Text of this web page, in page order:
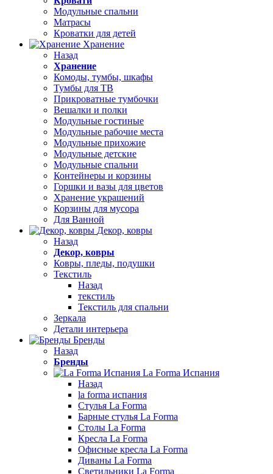
Модульные спальни
Матрасы
Кроватки для детей
Хранение
Назад
Хранение
Комоды, тумбы, шкафы
Тумбы для ТВ
Прикроватные тумбочки
Вешалки и полки
Модульные гостиные
Модульные рабочие места
Модульные прихожие
Модульные детские
Модульные спальни
Контейнеры и корзины
Горшки и вазы для цветов
Хранение украшений
Корзины для мусора
Для Ванной
Декор, ковры
Назад
Декор, ковры
Ковры, пледы, подушки
Текстиль
Назад
текстиль
Текстиль для спальни
Зеркала
Детали интерьера
Бренды
Назад
Бренды
La Forma Испания
Назад
la forma испания
Стулья La Forma
Барные стулья La Forma
Столы La Forma
Кресла La Forma
Офисные кресла La Forma
Диваны La Forma
Светильники La Forma